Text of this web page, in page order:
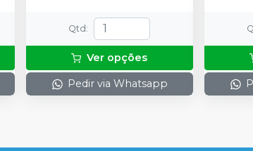
Qtd :
Ver opções
Pedir via Whatsapp